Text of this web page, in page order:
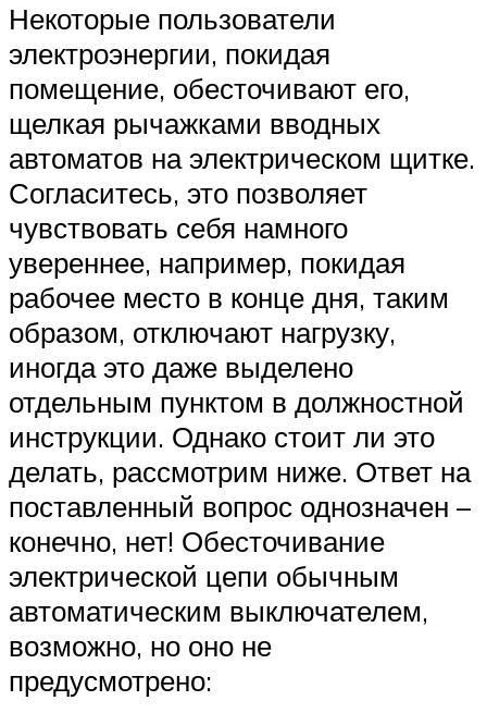
Некоторые пользователи
электроэнергии, покидая
помещение, обесточивают его,
щелкая рычажками вводных
автоматов на электрическом щитке.
Согласитесь, это позволяет
чувствовать себя намного
увереннее, например, покидая
рабочее место в конце дня, таким
образом, отключают нагрузку,
иногда это даже выделено
отдельным пунктом в должностной
инструкции. Однако стоит ли это
делать, рассмотрим ниже. Ответ на
поставленный вопрос однозначен –
конечно, нет! Обесточивание
электрической цепи обычным
автоматическим выключателем,
возможно, но оно не
предусмотрено: